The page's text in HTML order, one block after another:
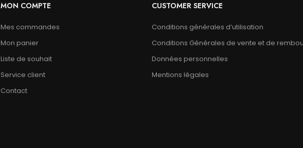
MON COMPTE
Mes commandes
Mon panier
Liste de souhait
Service client
Contact
CUSTOMER SERVICE
Conditions générales d’utilisation
Conditions Générales de vente et de
Données personnelles
Mentions légales